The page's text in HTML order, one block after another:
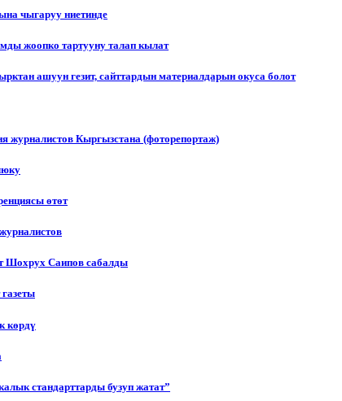
чыгаруу ниетинде
жоопко тартууну талап кылат
ашуун гезит, сайттардын материалдарын окуса болот
журналистов Кыргызстана (фоторепортаж)
өтөт
Шохрух Саипов сабалды
көрдү
стандарттарды бузуп жатат”